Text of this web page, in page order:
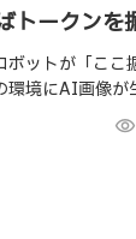
トークンを
ボットが「ここ
環境にAI画像
うメディアアーvisibility